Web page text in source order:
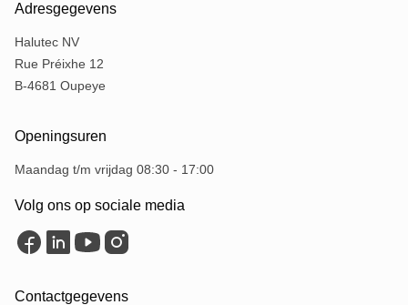
Adresgegevens
Halutec NV
Rue Préixhe 12
B-4681 Oupeye
Openingsuren
Maandag t/m vrijdag 08:30 - 17:00
Volg ons op sociale media
Contactgegevens